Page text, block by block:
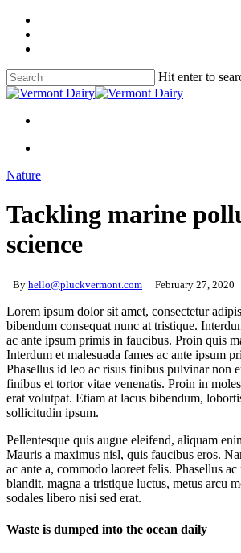
Skip
main
Hit enter to
Close
Menu
Nature
Tackling marine
science
By hello@pluckvermont.com February 27, 2020
Lorem ipsum dolor sit amet, consectetur
bibendum consequat nunc at tristique.
ac ante ipsum primis in faucibus. Proin quis
Interdum et malesuada fames ac ante ipsum
Phasellus id leo ac risus finibus pulvinar non
finibus et tortor vitae venenatis. Proin in
erat volutpat. Etiam at lacus bibendum,
sollicitudin ipsum.
Pellentesque quis augue eleifend, aliquam
Mauris a maximus nisl, quis faucibus eros.
ac ante a, commodo laoreet felis. Phasellus
blandit, magna a tristique luctus, metus arcu
sodales libero nisi sed erat.
Waste is dumped into the ocean daily